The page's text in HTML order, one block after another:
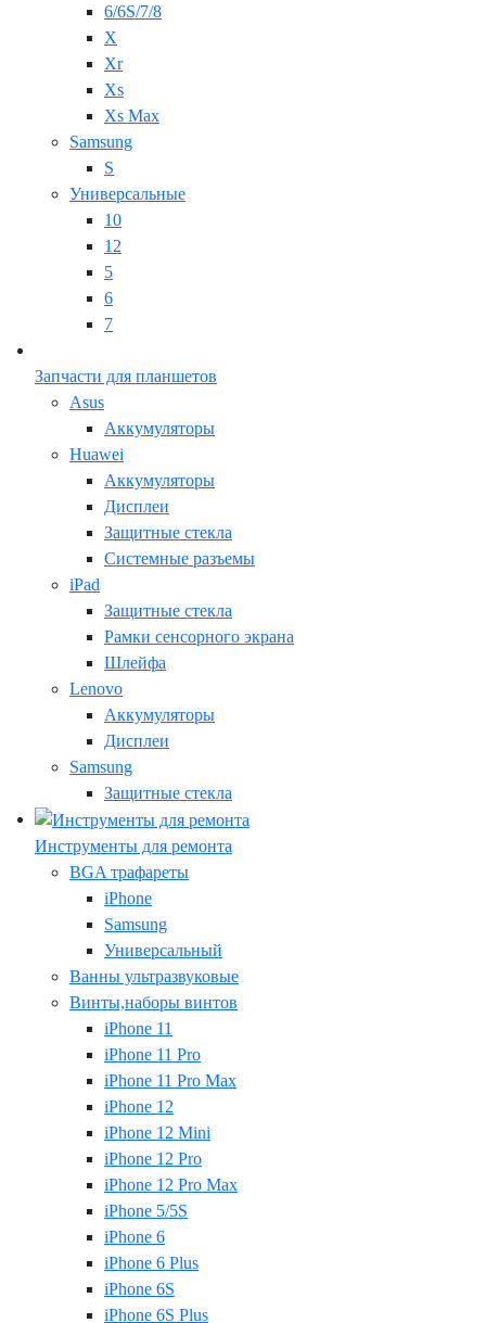
6/6S/7/8
X
Xr
Xs
Xs Max
Samsung
S
Универсальные
10
12
5
6
7
Запчасти для планшетов
Asus
Аккумуляторы
Huawei
Аккумуляторы
Дисплеи
Защитные стекла
Системные разъемы
iPad
Защитные стекла
Рамки сенсорного экрана
Шлейфа
Lenovo
Аккумуляторы
Дисплеи
Samsung
Защитные стекла
Инструменты для ремонта
BGA трафареты
iPhone
Samsung
Универсальный
Ванны ультразвуковые
Винты,наборы винтов
iPhone 11
iPhone 11 Pro
iPhone 11 Pro Max
iPhone 12
iPhone 12 Mini
iPhone 12 Pro
iPhone 12 Pro Max
iPhone 5/5S
iPhone 6
iPhone 6 Plus
iPhone 6S
iPhone 6S Plus